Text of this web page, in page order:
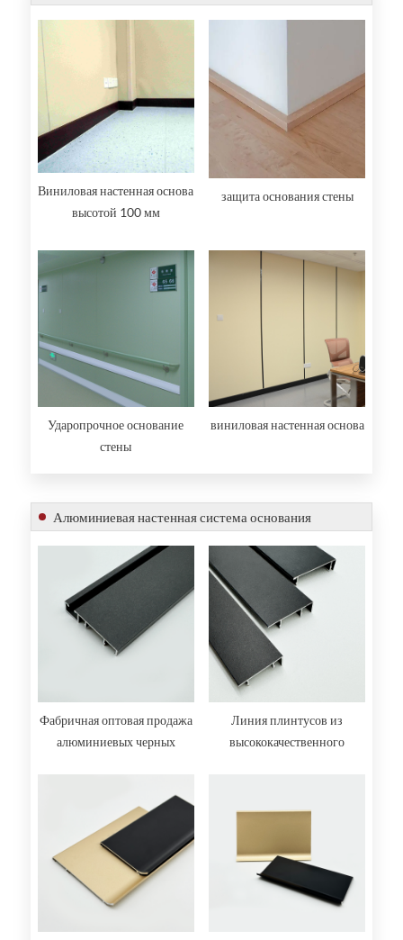
Виниловая настенная основа
высотой 100 мм
защита основания стены
Ударопрочное основание
стены
виниловая настенная основа
Алюминиевая настенная система основания
Фабричная оптовая продажа
алюминиевых черных
Линия плинтусов из
высококачественного